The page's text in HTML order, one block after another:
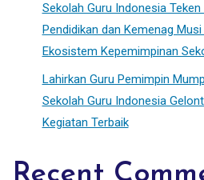
Sekolah Guru Indonesia
Pendidikan dan Kemenag
Ekosistem Kepemimpinan
Lahirkan Guru Pemimpin
Sekolah Guru Indonesia
Kegiatan Terbaik